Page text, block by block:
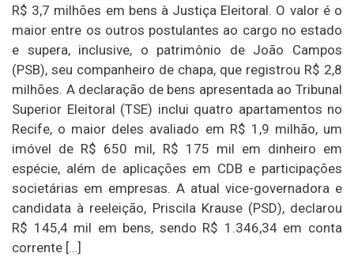
R$ 3,7 milhões em bens à Justiça Eleitoral. O valor é o
maior entre os outros postulantes ao cargo no estado
e supera, inclusive, o patrimônio de João Campos
(PSB), seu companheiro de chapa, que registrou R$ 2,8
milhões. A declaração de bens apresentada ao Tribunal
Superior Eleitoral (TSE) inclui quatro apartamentos no
Recife, o maior deles avaliado em R$ 1,9 milhão, um
imóvel de R$ 650 mil, R$ 175 mil em dinheiro em
espécie, além de aplicações em CDB e participações
societárias em empresas. A atual vice-governadora e
candidata à reeleição, Priscila Krause (PSD), declarou
R$ 145,4 mil em bens, sendo R$ 1.346,34 em conta
corrente […]